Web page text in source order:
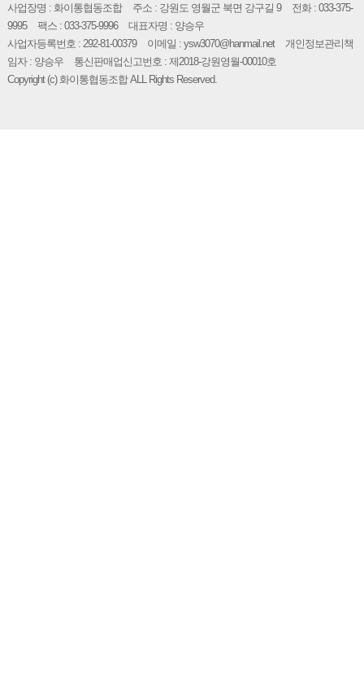
사업장명 : 화이통협동조합 주소 : 강원도 영월군 북면 강구길 9
전화 : 033-375-
9995
팩스 : 033-375-9996
대표자명 : 양승우
사업자등록번호 : 292-81-00379
이메일 : ysw3070@hanmail.net
개인정보관리책
임자 : 양승우
통신판매업신고번호 : 제2018-강원영월-00010호
Copyright (c) 화이통협동조합 ALL Rights Reserved.